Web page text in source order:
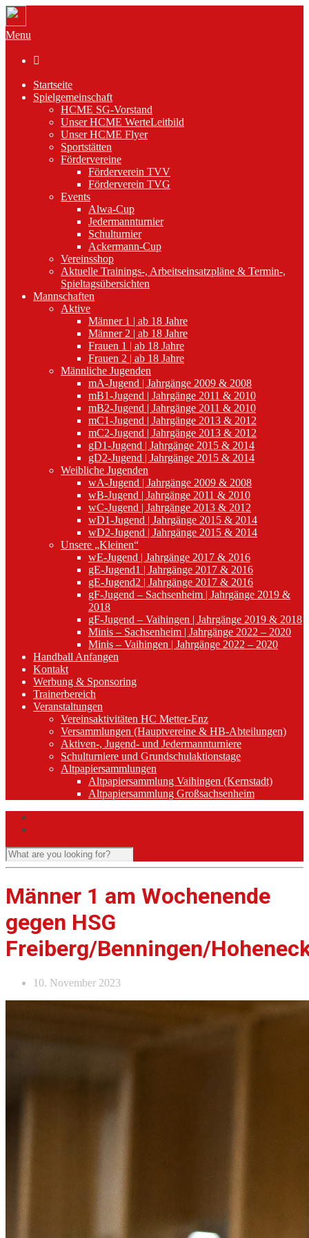
Menu

Startseite
Spielgemeinschaft
HCME SG-Vorstand
Unser HCME WerteLeitbild
Unser HCME Flyer
Sportstätten
Fördervereine
Förderverein TVV
Förderverein TVG
Events
Alwa-Cup
Jedermannturnier
Schulturnier
Ackermann-Cup
Vereinsshop
Aktuelle Trainings-, Arbeitseinsatzpläne & Termin-,
Spieltagsübersichten
Mannschaften
Aktive
Männer 1 | ab 18 Jahre
Männer 2 | ab 18 Jahre
Frauen 1 | ab 18 Jahre
Frauen 2 | ab 18 Jahre
Männliche Jugenden
mA-Jugend | Jahrgänge 2009 & 2008
mB1-Jugend | Jahrgänge 2011 & 2010
mB2-Jugend | Jahrgänge 2011 & 2010
mC1-Jugend | Jahrgänge 2013 & 2012
mC2-Jugend | Jahrgänge 2013 & 2012
gD1-Jugend | Jahrgänge 2015 & 2014
gD2-Jugend | Jahrgänge 2015 & 2014
Weibliche Jugenden
wA-Jugend | Jahrgänge 2009 & 2008
wB-Jugend | Jahrgänge 2011 & 2010
wC-Jugend | Jahrgänge 2013 & 2012
wD1-Jugend | Jahrgänge 2015 & 2014
wD2-Jugend | Jahrgänge 2015 & 2014
Unsere „Kleinen“
wE-Jugend | Jahrgänge 2017 & 2016
gE-Jugend1 | Jahrgänge 2017 & 2016
gE-Jugend2 | Jahrgänge 2017 & 2016
gF-Jugend – Sachsenheim | Jahrgänge 2019 &
2018
gF-Jugend – Vaihingen | Jahrgänge 2019 & 2018
Minis – Sachsenheim | Jahrgänge 2022 – 2020
Minis – Vaihingen | Jahrgänge 2022 – 2020
Handball Anfangen
Kontakt
Werbung & Sponsoring
Trainerbereich
Veranstaltungen
Vereinsaktivitäten HC Metter-Enz
Versammlungen (Hauptvereine & HB-Abteilungen)
Aktiven-, Jugend- und Jedermannturniere
Schulturniere und Grundschulaktionstage
Altpapiersammlungen
Altpapiersammlung Vaihingen (Kernstadt)
Altpapiersammlung Großsachsenheim
Männer 1 am Wochenende
gegen HSG
Freiberg/Benningen/
10. November 2023